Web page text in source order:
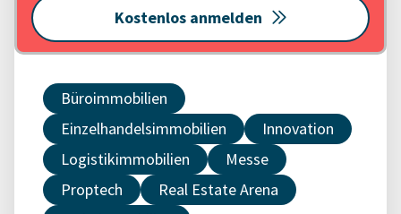
Kostenlos anmelden
Büroimmobilien
Einzelhandelsimmobilien
Innovation
Logistikimmobilien
Messe
Proptech
Real Estate Arena